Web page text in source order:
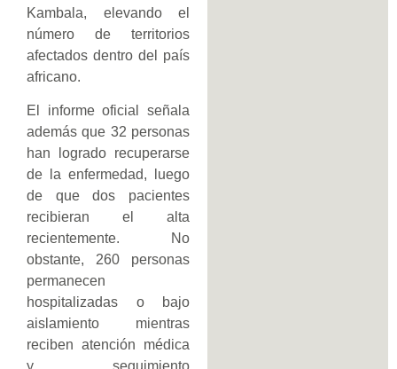
Kambala, elevando el
número de territorios
afectados dentro del país
africano.
El informe oficial señala
además que 32 personas
han logrado recuperarse
de la enfermedad, luego
de que dos pacientes
recibieran el alta
recientemente. No
obstante, 260 personas
permanecen
hospitalizadas o bajo
aislamiento mientras
reciben atención médica